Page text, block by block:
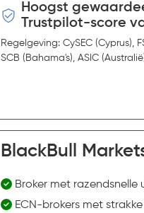
Hoogst
Trustpilot-score
Regelgeving: CySEC (Cyprus),
SCB (Bahama's), ASIC
BlackBull
Broker met razendsnelle
ECN-brokers met